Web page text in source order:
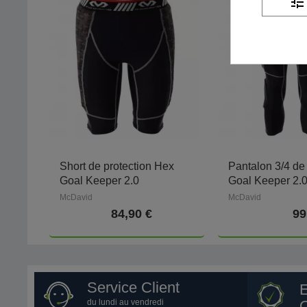
Short de protection Hex
Goal Keeper 2.0
McDavid
84,90 €
Pantalon 3/4
Goal Keeper 2.0
McDavid
Service Client
du lundi au vendredi